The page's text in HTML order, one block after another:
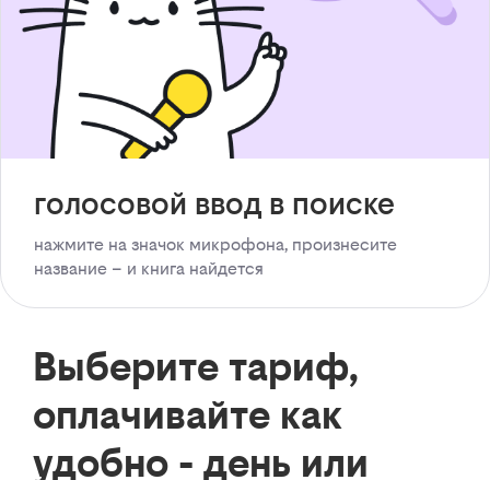
голосовой ввод в поиске
нажмите на значок микрофона, произнесите
название – и книга найдется
Выберите тариф,
оплачивайте как
удобно - день или